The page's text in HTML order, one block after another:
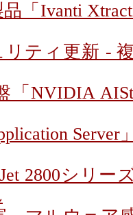
「Ivanti
リティ更新 -
NVIDIA
2800シリー